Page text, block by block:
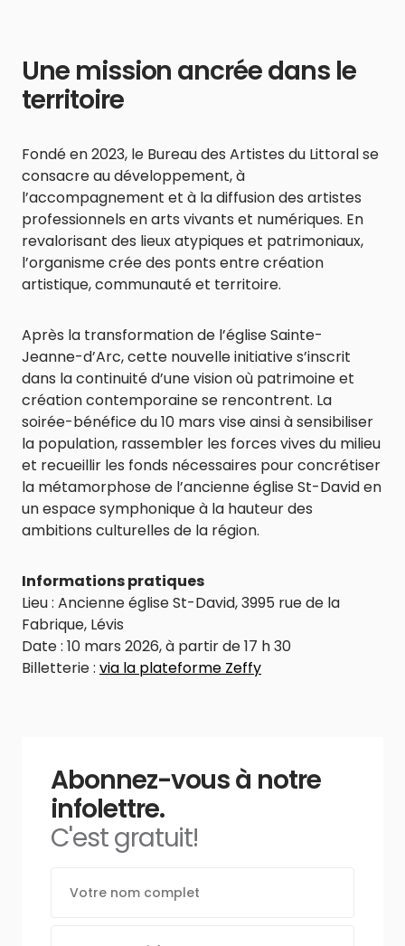
Une mission ancrée dans le
territoire
Fondé en 2023, le Bureau des Artistes du Littoral se
consacre au développement, à
l’accompagnement et à la diffusion des artistes
professionnels en arts vivants et numériques. En
revalorisant des lieux atypiques et patrimoniaux,
l’organisme crée des ponts entre création
artistique, communauté et territoire.
Après la transformation de l’église Sainte-
Jeanne-d’Arc, cette nouvelle initiative s’inscrit
dans la continuité d’une vision où patrimoine et
création contemporaine se rencontrent. La
soirée-bénéfice du 10 mars vise ainsi à sensibiliser
la population, rassembler les forces vives du milieu
et recueillir les fonds nécessaires pour concrétiser
la métamorphose de l’ancienne église St-David en
un espace symphonique à la hauteur des
ambitions culturelles de la région.
Informations pratiques
Lieu : Ancienne église St-David, 3995 rue de la
Fabrique, Lévis
Date : 10 mars 2026, à partir de 17 h 30
Billetterie : via la plateforme Zeffy
Abonnez-vous à notre
infolettre.
C'est gratuit!